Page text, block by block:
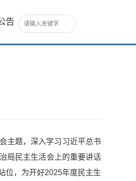
告
主题，深入学习习近平总书
局民主生活会上的重要讲话
位，为开好2025年度民主生